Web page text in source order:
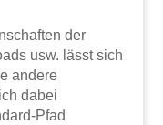
der
usw. lässt sich
andere
dabei
Pfad